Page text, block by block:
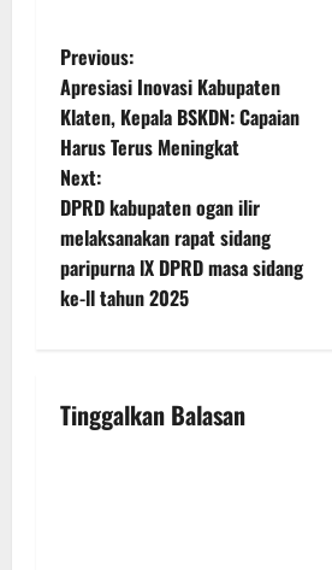
P
o
s
t
n
a
i
Previous:
Apresiasi Inovasi Kabupaten
Klaten, Kepala BSKDN: Capaian
Harus Terus Meningkat
Next:
DPRD kabupaten ogan ilir
melaksanakan rapat sidang
paripurna lX DPRD masa sidang
ke-ll tahun 2025
Tinggalkan Balasan